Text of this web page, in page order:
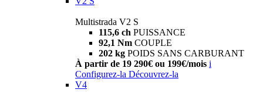
Multistrada V2 S
115,6 ch PUISSANCE
92,1 Nm COUPLE
202 kg POIDS SANS CARBURANT
À partir de 19 290€ ou 199€/mois i
Configurez-la Découvrez-la
V4